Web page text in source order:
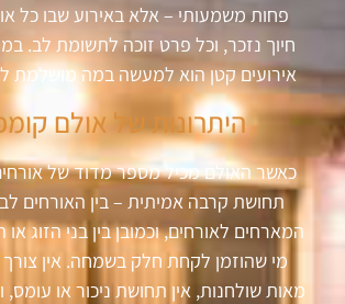
פחות משמעותי – אלא באירוע שבו כל
חיוך נזכר, וכל פרט זוכה לתשומת לב.
אירועים קטן הוא למעשה במה מושלמת
היתרונות של אולם
כאשר האולם מכיל מספר מדוד של
תחושת קרבה אמיתית – בין האורחים
המארחים לאורחים, וכמובן בין בני הזוג או
מי שהוזמן לקחת חלק בשמחה. אין צורך
מאות שולחנות, אין תחושת ניכור או